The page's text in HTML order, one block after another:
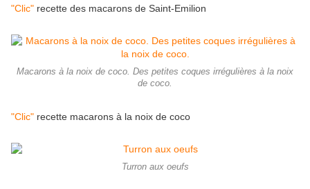
"Clic" recette des macarons de Saint-Emilion
Macarons à la noix de coco. Des petites coques irrégulières à la noix
de coco.
"Clic" recette macarons à la noix de coco
Turron aux oeufs